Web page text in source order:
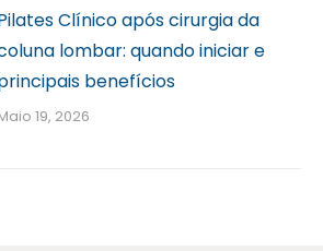
Clínico após cirurgia da
lombar: quando iniciar e
benefícios
19, 2026